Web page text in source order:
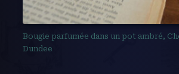
Bougie parfumée dans un pot ambré,
Dundee